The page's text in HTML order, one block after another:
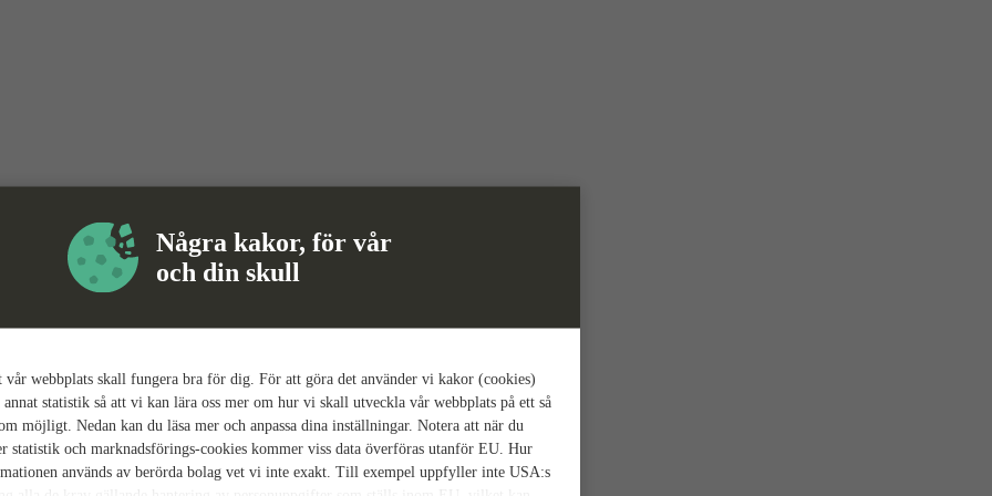
Några kakor, för vår
och din skull
webbplats skall fungera bra för dig. För att göra det använder vi kakor (cookies)
statistik så att vi kan lära oss mer om hur vi skall utveckla vår webbplats på ett så
möjligt. Nedan kan du läsa mer och anpassa dina inställningar. Notera att när du
statistik och marknadsförings-cookies kommer viss data överföras utanför EU. Hur
används av berörda bolag vet vi inte exakt. Till exempel uppfyller inte USA:s